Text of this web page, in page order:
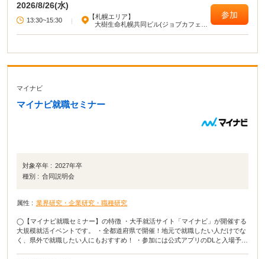
2026/8/26(水)
13:30~15:30 |
【札幌エリア】
大樹生命札幌共同ビル(ジョブカフェ北
参加
マイナビ
マイナビ就職セミナー
対象卒年 : 2027年卒
種別 : 合同説明会
属性 : 業界研究・企業研究・職種研究
◯【マイナビ就職セミナー】の特徴 ・大手就活サイト「マイナビ」が開催する
大規模就活イベントです。 ・全都道府県で開催！地元で就職したい人だけでな
く、県外で就職したい人にもおすすめ！ ・参加には公式アプリのDLと入場予約